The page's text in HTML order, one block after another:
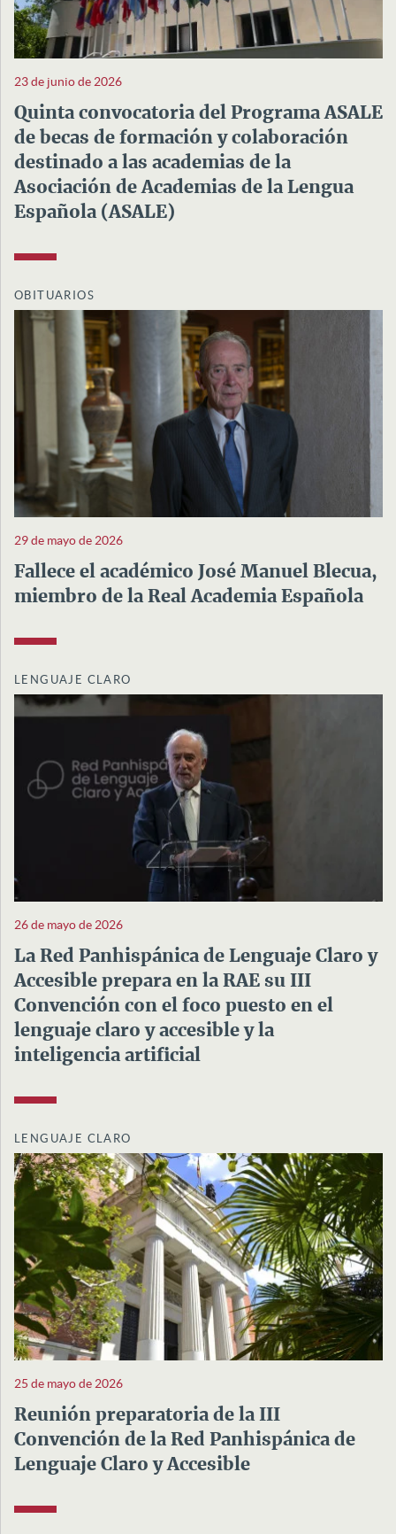
23 de junio de 2026
Quinta convocatoria del Programa ASALE
de becas de formación y colaboración
destinado a las academias de la
Asociación de Academias de la Lengua
Española (ASALE)
OBITUARIOS
29 de mayo de 2026
Fallece el académico José Manuel Blecua,
miembro de la Real Academia Española
LENGUAJE CLARO
26 de mayo de 2026
La Red Panhispánica de Lenguaje Claro y
Accesible prepara en la RAE su III
Convención con el foco puesto en el
lenguaje claro y accesible y la
inteligencia artificial
LENGUAJE CLARO
25 de mayo de 2026
Reunión preparatoria de la III
Convención de la Red Panhispánica de
Lenguaje Claro y Accesible